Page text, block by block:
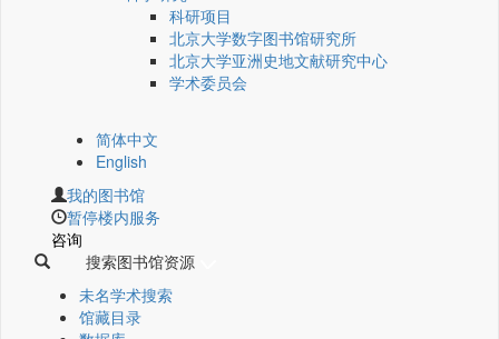
科研项目
北京大学数字图书馆研究所
北京大学亚洲史地文献研究中心
学术委员会
简体中文
English
我的图书馆
暂停楼内服务
咨询
搜索图书馆资源
未名学术搜索
馆藏目录